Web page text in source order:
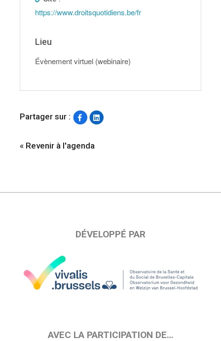
https://www.droitsquotidiens.be/fr
Lieu
Évènement virtuel (webinaire)
Partager sur :
« Revenir à l'agenda
DÉVELOPPÉ PAR
AVEC LA PARTICIPATION DE…